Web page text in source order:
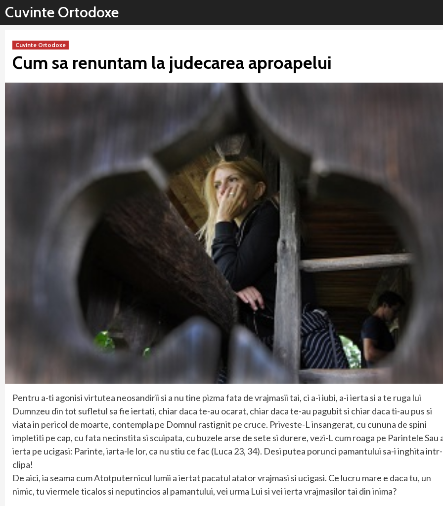
SariCuvinte Ortodoxe
Cuvinte Ortodoxe
Cum sa renuntam la judecarea aproapelui
Pentru a-ti agonisi virtutea neosandirii si a nu tine pizma fata de vrajmasii tai, ci a-i iubi, a-i ierta si a te ruga lui
Dumnzeu din tot sufletul sa fie iertati, chiar daca te-au ocarat, chiar daca te-au pagubit si chiar daca ti-au pus si
viata in pericol de moarte, contempla pe Domnul rastignit pe cruce. Priveste-L insangerat, cu cununa de spini
impletiti pe cap, cu fata necinstita si scuipata, cu buzele arse de sete si durere, vezi-L cum roaga pe Parintele Sau
ierta pe ucigasi: Parinte, iarta-le lor, ca nu stiu ce fac (Luca 23, 34). Desi putea porunci pamantului sa-i inghita
clipa!
De aici, ia seama cum Atotputernicul lumii a iertat pacatul atator vrajmasi si ucigasi. Ce lucru mare e daca tu, un
nimic, tu viermele ticalos si neputincios al pamantului, vei urma Lui si vei ierta vrajmasilor tai din inima?